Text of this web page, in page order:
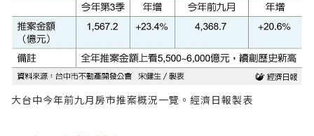
大台中今年前九月房市推案概況一覽。經濟日報製表